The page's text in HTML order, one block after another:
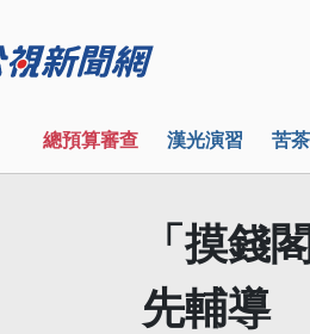
總預算審查 漢光演習 苦
「摸錢
先輔導